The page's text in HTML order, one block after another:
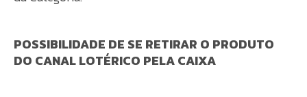
POSSIBILIDADE DE SE RETIRAR O PRODUTO
DO CANAL LOTÉRICO PELA CAIXA